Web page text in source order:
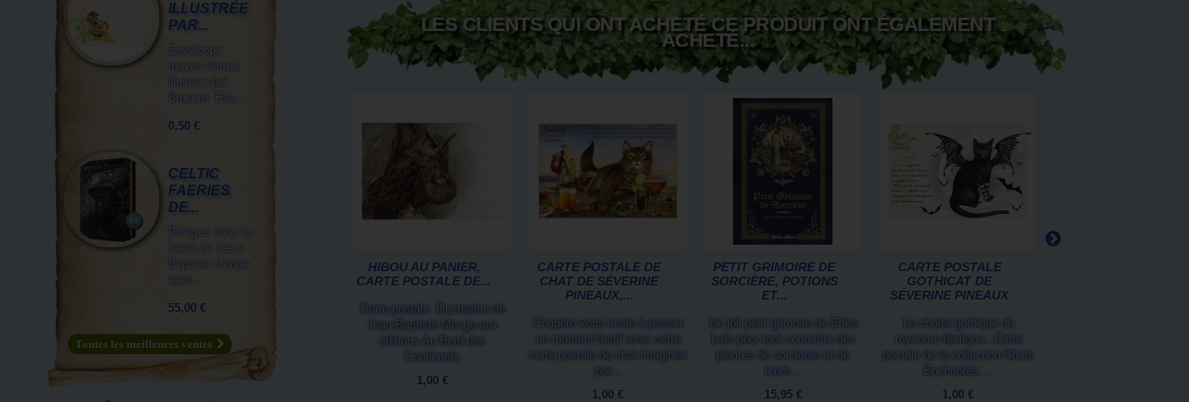
LES CLIENTS QUI ONT ACHETÉ CE PRODUIT ONT ÉGALEMENT
ACHETÉ...
HIBOU AU PANIER,
CARTE POSTALE DE...
Carte postale. Illustration de
Jean-Baptiste Monge aux
éditions Au Bord des
Continents
1,00 €
CARTE POSTALE DE
CHAT DE SÉVERINE
PINEAUX,...
Chapéro vous invite à passer
un moment festif avec cette
carte postale de chat imaginée
par...
1,00 €
PETIT GRIMOIRE DE
SORCIÈRE, POTIONS
ET...
Un joli petit grimoire de Erika
Laïs pour tout connaître des
plantes de sorcières et de
leurs...
15,95 €
CARTE POSTALE
GOTHICAT DE
SÉVERINE PINEAUX
La chatte gothique du
royaume féerique...Carte
postale de la collection Chats
Enchantés....
1,00 €
ILLUSTRÉE
PAR...
Enveloppe
moyen format
illustrée par
Brucero. Elle...
0,50 €
CELTIC
FAERIES
DE...
Plongez dans la
féerie de Jean-
Baptiste Monge
avec...
55,00 €
Toutes les meilleures ventes